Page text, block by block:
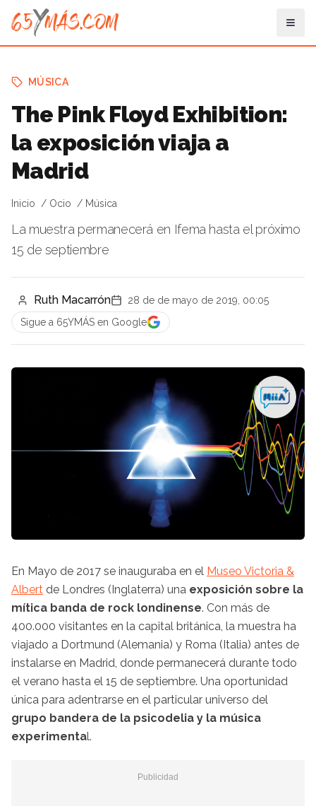
MÚSICA
The Pink Floyd Exhibition:
la exposición viaja a
Madrid
Inicio Ocio Música
La muestra permanecerá en Ifema hasta el próximo
15 de septiembre
Ruth Macarrón
28 de de mayo de 2019, 00:05
Sigue a 65YMÁS en Google
En Mayo de 2017 se inauguraba en el Museo Victoria &
Albert de Londres (Inglaterra) una exposición sobre la
mítica banda de rock londinense. Con más de
400.000 visitantes en la capital británica, la muestra ha
viajado a Dortmund (Alemania) y Roma (Italia) antes de
instalarse en Madrid, donde permanecerá durante todo
el verano hasta el 15 de septiembre. Una oportunidad
única para adentrarse en el particular universo del
grupo bandera de la psicodelia y la música
experimental.